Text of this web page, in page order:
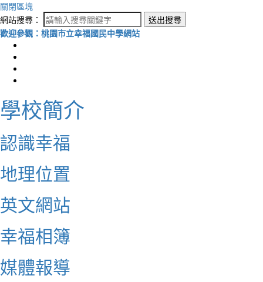
關閉區塊
網站搜尋：
送出搜尋
歡迎參觀：桃園市立幸福國民中學網站
學校簡介
認識幸福
地理位置
英文網站
幸福相簿
媒體報導